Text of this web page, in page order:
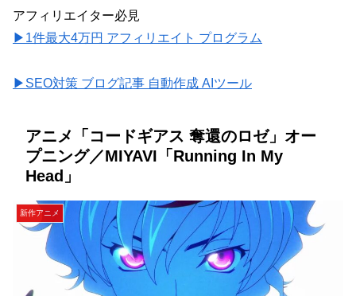
アフィリエイター必見
▶1件最大4万円 アフィリエイト プログラム
▶SEO対策 ブログ記事 自動作成 AIツール
アニメ「コードギアス 奪還のロゼ」オー
プニング／MIYAVI「Running In My
Head」
新作アニメ